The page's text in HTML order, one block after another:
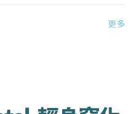
更多